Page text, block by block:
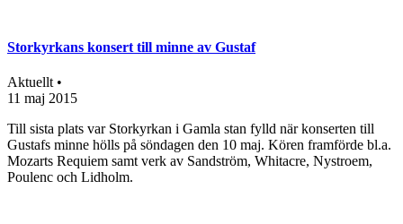
Storkyrkans konsert till minne av Gustaf
Aktuellt •
11 maj 2015
Till sista plats var Storkyrkan i Gamla stan fylld när konserten till
Gustafs minne hölls på söndagen den 10 maj. Kören framförde bl.a.
Mozarts Requiem samt verk av Sandström, Whitacre, Nystroem,
Poulenc och Lidholm.